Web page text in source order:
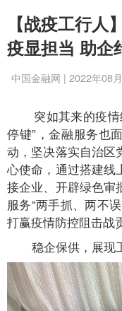
【战疫工行人
疫显担当 助企
中国金融网 | 2022年08
突如其来的疫情
停键”，金融服务也
动，坚决落实自治区
心使命，通过搭建线
接企业、开辟绿色审
服务“两手抓、两不
打赢疫情防控阻击战
稳企保供，展现